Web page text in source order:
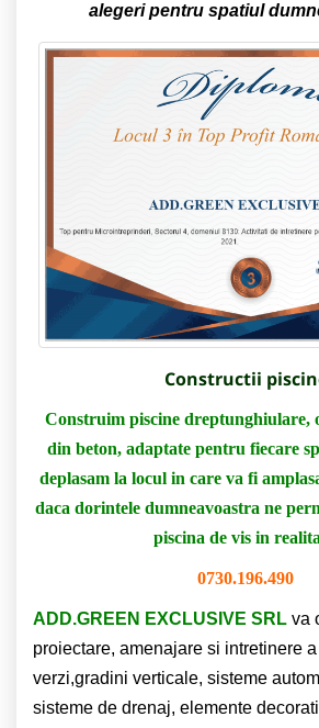
alegeri pentru spatiul
Constructii
Construim piscine dreptunghiulare,
din beton, adaptate pentru fiecare
deplasam la locul in care va fi
daca dorintele dumneavoastra ne
piscina de vis in
0730.196.490
ADD.GREEN EXCLUSIVE SRL va
proiectare, amenajare si intretinere
verzi,gradini verticale, sisteme
sisteme de drenaj, elemente